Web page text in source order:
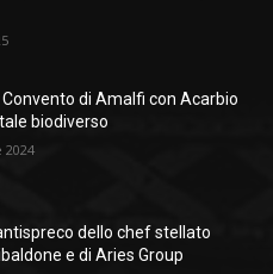
di Amalfi con Acarbio
biodiverso
2024
dello chef stellato
e di Aries Group